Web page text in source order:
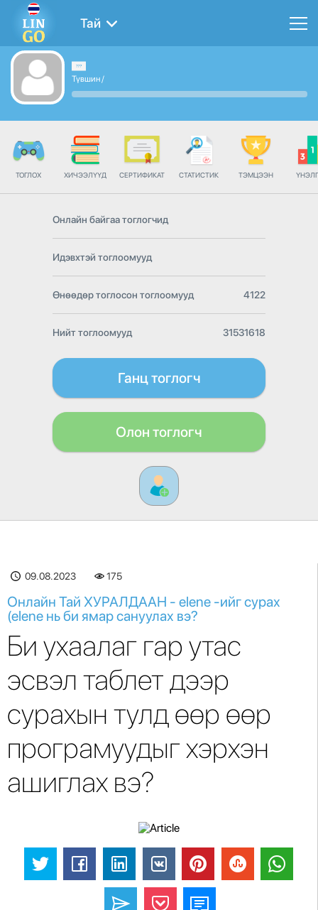
Тай
Түвшин/
ТОГЛОХ ХИЧЭЭЛҮҮД СЕРТИФИКАТ СТАТИСТИК ТЭМЦЭЭН
Онлайн байгаа тоглогчид
Идэвхтэй тоглоомууд
Өнөөдөр тоглосон тоглоомууд 4122
Нийт тоглоомууд 31531618
Ганц тоглогч
Олон тоглогч
09.08.2023 175
Онлайн Тай ХУРАЛДААН - elene -ийг сурах
(elene нь би ямар сануулах вэ?
Би ухаалаг гар утас
эсвэл таблет дээр
сурахын тулд өөр өөр
програмуудыг хэрхэн
ашиглах вэ?